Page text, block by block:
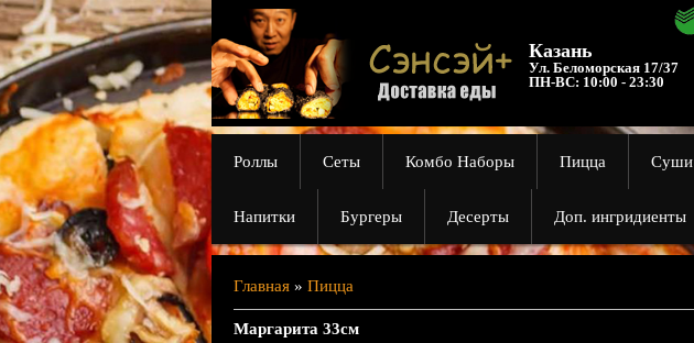
Казань
Ул. Беломорская 17/37
ПН-ВС: 10:00 - 23:30
Роллы Сеты Комбо Наборы Пицца Суши
Напитки Бургеры Десерты Доп. ингридиенты
Главная » Пицца
Маргарита 33см